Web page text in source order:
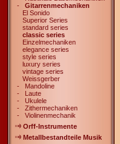
- Gitarrenmechaniken
El Sonido
Superior Series
standard series
classic series
Einzelmechaniken
elegance series
style series
luxury series
vintage series
Weissgerber
- Mandoline
- Laute
- Ukulele
- Zithermechaniken
- Violinenmechanik
Orff-Instrumente
Metallbestandteile Musik